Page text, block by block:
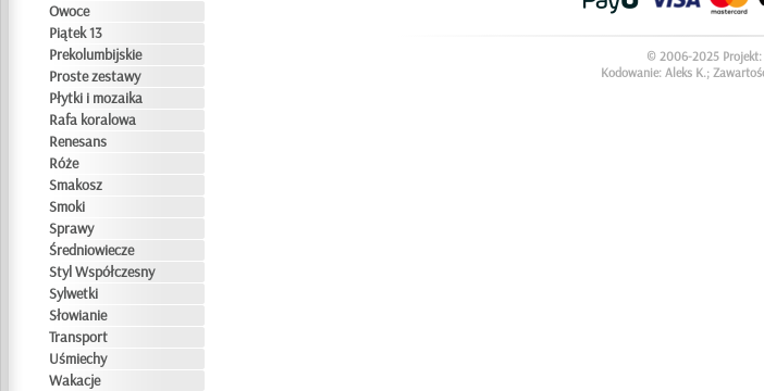
Owoce
Piątek 13
Prekolumbijskie
Proste zestawy
Płytki i mozaika
Rafa koralowa
Renesans
Róże
Smakosz
Smoki
Sprawy
Średniowiecze
Styl Współczesny
Sylwetki
Słowianie
Transport
Uśmiechy
Wakacje
© 2006-2025
Kodowanie: Aleks K.;